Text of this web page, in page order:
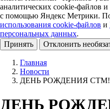
аналитических cookie-файлов
с помощью Яндекс Метрики.
использования cookie-файлов и
персональных данных.
Принять
Отклонить
Главная
Новости
ДЕНЬ РОЖДЕНИЯ СТМ!
ДЕНЬ